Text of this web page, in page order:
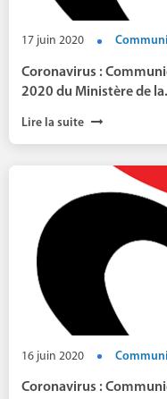
17 juin 2020
Coronavirus :
2020 du Ministère de
Lire la suite
16 juin 2020
Coronavirus :